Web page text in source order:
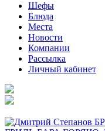
Шефы
Блюда
Места
Новости
Компании
Рассылка
Личный кабинет